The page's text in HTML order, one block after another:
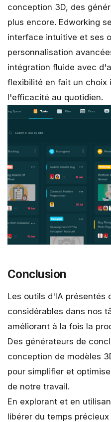
conception 3D, des
plus encore. Edworking
interface intuitive et ses
personnalisation
intégration fluide avec
flexibilité en fait un choix
l'efficacité au quotidien.
Conclusion
Les outils d'IA présentés
considérables dans nos
améliorant à la fois la
Des générateurs de
conception de modèles
pour simplifier et
de notre travail.
En explorant et en
libérer du temps